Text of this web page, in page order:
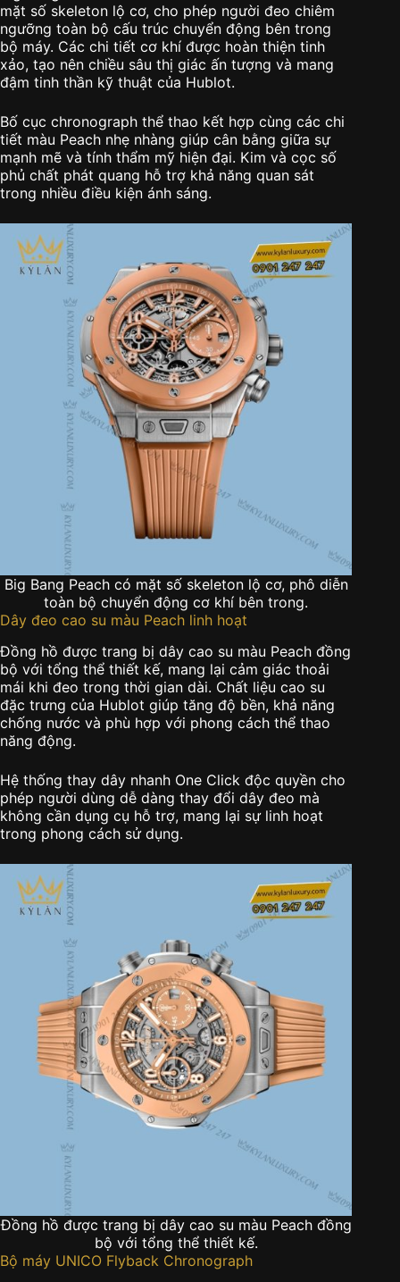
mặt số skeleton lộ cơ, cho phép người đeo chiêm
ngưỡng toàn bộ cấu trúc chuyển động bên trong
bộ máy. Các chi tiết cơ khí được hoàn thiện tinh
xảo, tạo nên chiều sâu thị giác ấn tượng và mang
đậm tinh thần kỹ thuật của Hublot.
Bố cục chronograph thể thao kết hợp cùng các chi
tiết màu Peach nhẹ nhàng giúp cân bằng giữa sự
mạnh mẽ và tính thẩm mỹ hiện đại. Kim và cọc số
phủ chất phát quang hỗ trợ khả năng quan sát
trong nhiều điều kiện ánh sáng.
Big Bang Peach có mặt số skeleton lộ cơ, phô diễn
toàn bộ chuyển động cơ khí bên trong.
Dây đeo cao su màu Peach linh hoạt
Đồng hồ được trang bị dây cao su màu Peach đồng
bộ với tổng thể thiết kế, mang lại cảm giác thoải
mái khi đeo trong thời gian dài. Chất liệu cao su
đặc trưng của Hublot giúp tăng độ bền, khả năng
chống nước và phù hợp với phong cách thể thao
năng động.
Hệ thống thay dây nhanh One Click độc quyền cho
phép người dùng dễ dàng thay đổi dây đeo mà
không cần dụng cụ hỗ trợ, mang lại sự linh hoạt
trong phong cách sử dụng.
Đồng hồ được trang bị dây cao su màu Peach đồng
bộ với tổng thể thiết kế.
Bộ máy UNICO Flyback Chronograph